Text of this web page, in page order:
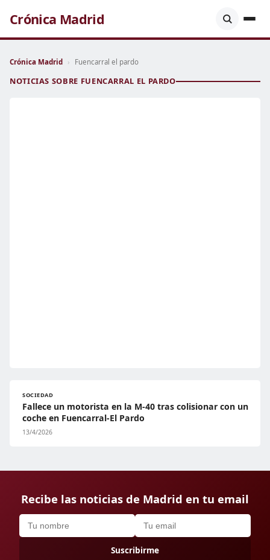
Crónica Madrid
Crónica Madrid › Fuencarral el pardo
NOTICIAS SOBRE FUENCARRAL EL PARDO
SOCIEDAD
Fallece un motorista en la M-40 tras colisionar con un
coche en Fuencarral-El Pardo
13/4/2026
Recibe las noticias de Madrid en tu email
Suscribirme